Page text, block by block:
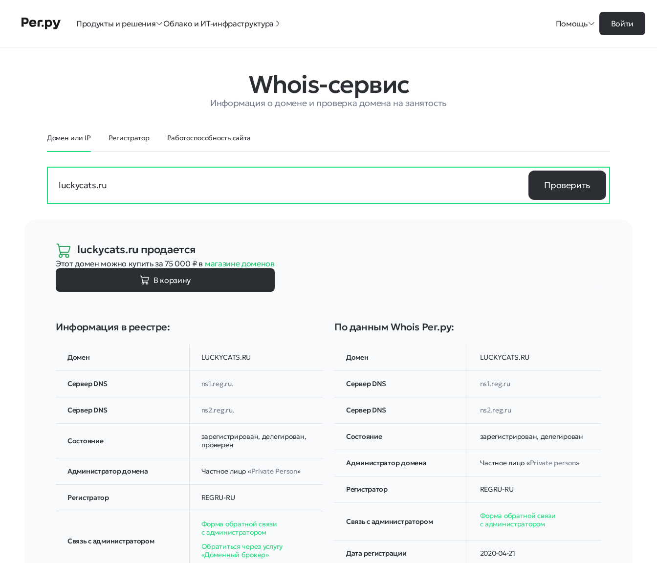
Продукты и решения Облако и ИТ-инфраструктура Помощь Войти
Whois-сервис
Информация о домене и проверка домена на занятость
Домен или IP Регистратор Работоспособность сайта
Проверить
luckycats.ru продается
Этот домен можно купить за 75 000 ₽в магазине доменов
В корзину
Информация в реестре:
Домен LUCKYCATS.RU
Сервер DNS ns1.reg.ru.
Сервер DNS ns2.reg.ru.
Соcтояние
зарегистрирован, делегирован,
проверен
Администратор домена Частное лицо «Private Person»
Регистратор REGRU-RU
Связь с администратором
Форма обратной связи
с администратором
Обратиться через услугу
«Доменный брокер»
По данным Whois Рег.ру:
Домен LUCKYCATS.RU
Сервер DNS ns1.reg.ru
Сервер DNS ns2.reg.ru
Соcтояние зарегистрирован, делегирован
Администратор домена Частное лицо «Private person»
Регистратор REGRU-RU
Связь с администратором
Форма обратной связи
с администратором
Дата регистрации 2020-04-21